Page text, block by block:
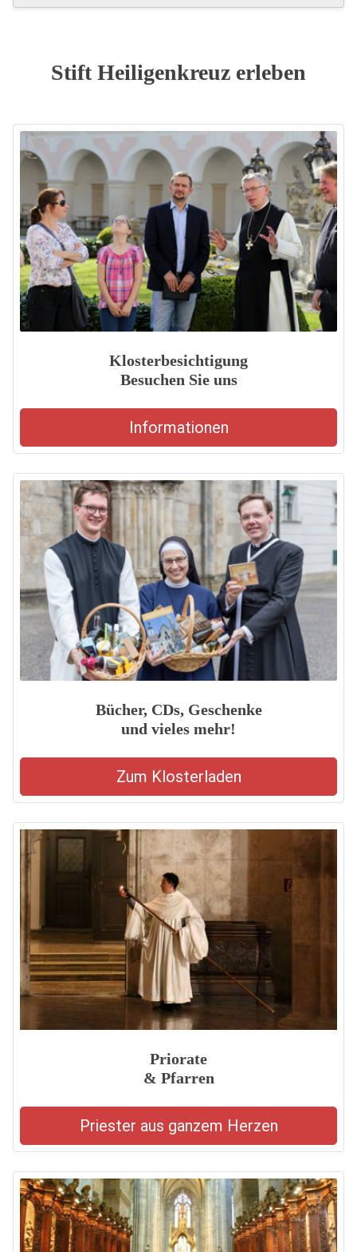
Stift Heiligenkreuz erleben
Klosterbesichtigung
Besuchen Sie uns
Informationen
Bücher, CDs, Geschenke
und vieles mehr!
Zum Klosterladen
Priorate
& Pfarren
Priester aus ganzem Herzen